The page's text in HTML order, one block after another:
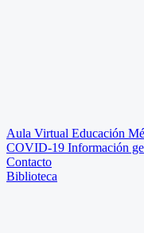
Aula Virtual Educación
COVID-19 Información
Contacto
Biblioteca